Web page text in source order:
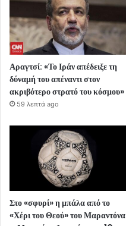
Αραγτσί: «Το Ιράν απέδειξε τη
δύναμή του απέναντι στον
ακριβότερο στρατό του κόσμου»
59 λεπτά ago
Στο «σφυρί» η μπάλα από το
«Χέρι του Θεού» του Μαραντόνα